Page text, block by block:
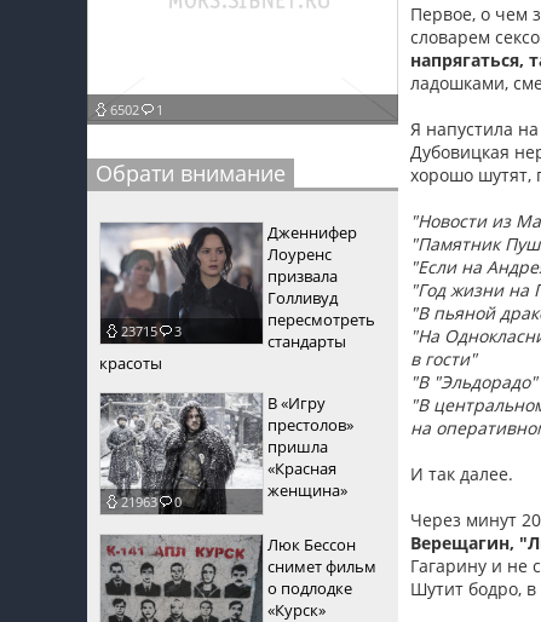
пїЅпїЅпїЅпїЅпїЅпїЅпїЅпїЅпїЅпїЅпїЅ
пїЅпїЅпїЅ
пїЅпїЅпїЅпїЅпїЅпїЅпїЅпїЅпїЅ
пїЅпїЅпїЅ пїЅпїЅпїЅпїЅпїЅпїЅ
пїЅпїЅпїЅпїЅпїЅ
пїЅпїЅпїЅпїЅпїЅпїЅпїЅпїЅпїЅпїЅ
6502 1
Обрати внимание
23715 3
Дженнифер
Лоуренс
призвала
Голливуд
пересмотреть
стандарты
красоты
21963 0
В «Игру
престолов»
пришла
«Красная
женщина»
Люк Бессон
снимет фильм
о подлодке
«Курск»
Первое, о чем
словарем
напрягаться,
ладошками,
Я напустила
Дубовицкая
хорошо шутят,
"Новости из
"Памятник
"Если на
"Год жизни на
"В пьяной
"На
в гости"
"В
"В
на
И так далее.
Через минут
Верещагин,
Гагарину и не
Шутит бодро,